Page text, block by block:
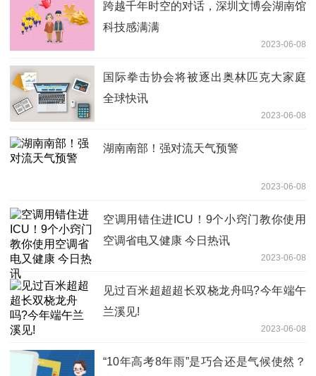
跨越千年时空的对话，深圳文博会湖南馆
科技感满满
2023-06-08
国际拳击协会将被逐出奥林匹克大家庭
全球快讯
2023-06-08
湖南南部！强对流天气预警
2023-06-08
空调用错住进ICU！9个小窍门教你使用
空调省电又健康 今日热讯
2023-06-08
见过百米超超超长双桡龙舟吗?今年端午
兰溪见!
2023-06-08
“10年高考8年雨”是巧合还是气候使然？